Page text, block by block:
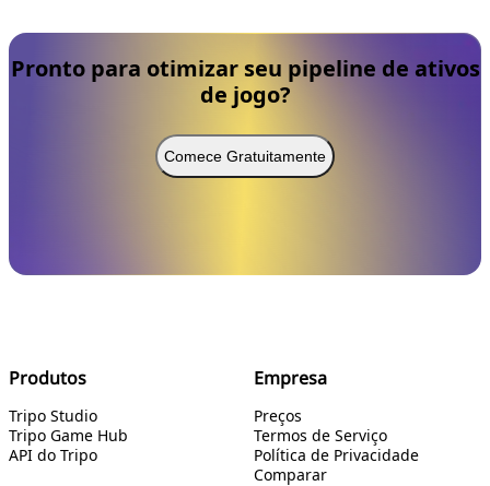
Pronto para otimizar seu pipeline de ativos
de jogo?
Comece Gratuitamente
Produtos
Tripo Studio
Tripo Game Hub
API do Tripo
Empresa
Preços
Termos de Serviço
Política de Privacidade
Comparar